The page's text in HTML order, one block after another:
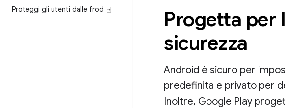
Proteggi gli utenti dalle frodi ⍈
Progetta per
sicurezza
Android è sicuro per
predefinita e privato per
Inoltre, Google Play